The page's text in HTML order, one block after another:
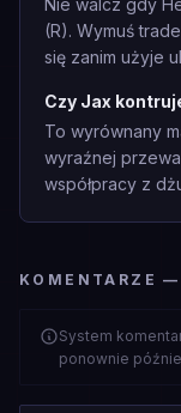
Nie walcz gdy
(R). Wymuś
się zanim użyje
Czy Jax
To wyrównany
wyraźnej
współpracy z
KOMENTARZE
System
ponownie